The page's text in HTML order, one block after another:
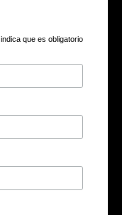
indica que es obligatorio